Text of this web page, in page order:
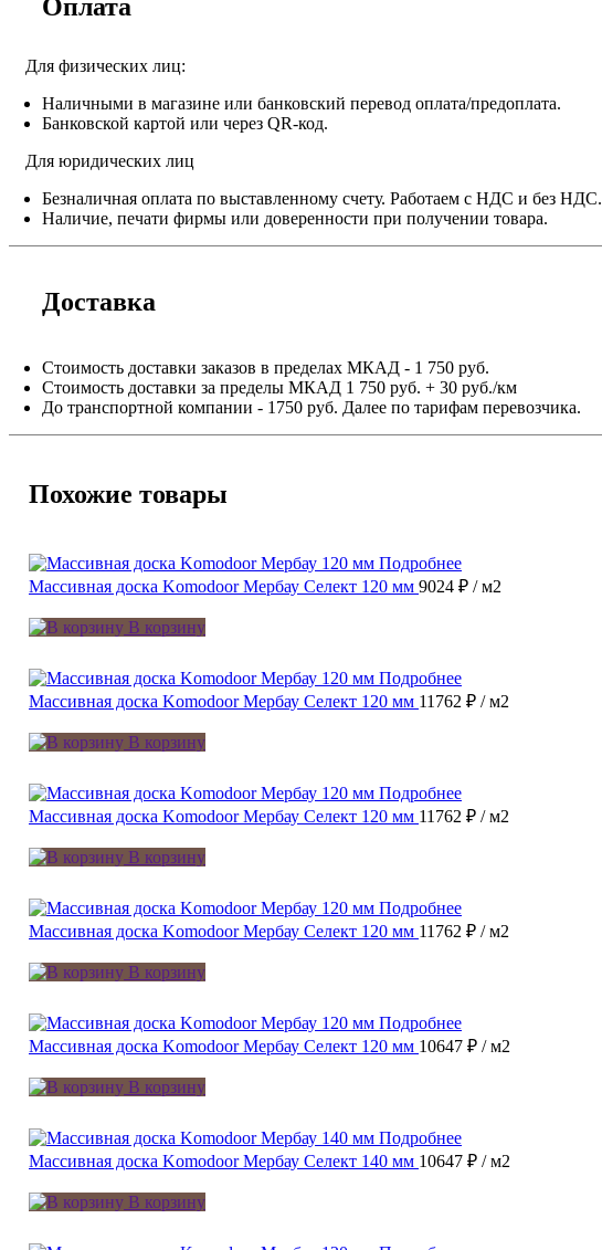
Оплата
Для физических лиц:
Наличными в магазине или банковский перевод оплата/предоплата.
Банковской картой или через QR-код.
Для юридических лиц
Безналичная оплата по выставленному счету. Работаем с НДС и без НДС.
Наличие, печати фирмы или доверенности при получении товара.
Доставка
Стоимость доставки заказов в пределах МКАД - 1 750 руб.
Стоимость доставки за пределы МКАД 1 750 руб. + 30 руб./км
До транспортной компании - 1750 руб. Далее по тарифам перевозчика.
Похожие товары
Подробнее
Массивная доска Komodoor Мербау Селект 120 мм 9024 ₽ / м2
В корзину
Подробнее
Массивная доска Komodoor Мербау Селект 120 мм 11762 ₽ / м2
В корзину
Подробнее
Массивная доска Komodoor Мербау Селект 120 мм 11762 ₽ / м2
В корзину
Подробнее
Массивная доска Komodoor Мербау Селект 120 мм 11762 ₽ / м2
В корзину
Подробнее
Массивная доска Komodoor Мербау Селект 120 мм 10647 ₽ / м2
В корзину
Подробнее
Массивная доска Komodoor Мербау Селект 140 мм 10647 ₽ / м2
В корзину